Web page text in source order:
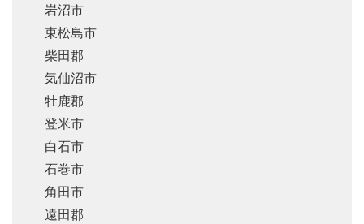
岩沼市
東松島市
柴田郡
気仙沼市
牡鹿郡
登米市
白石市
石巻市
角田市
遠田郡